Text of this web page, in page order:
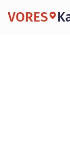
VORES